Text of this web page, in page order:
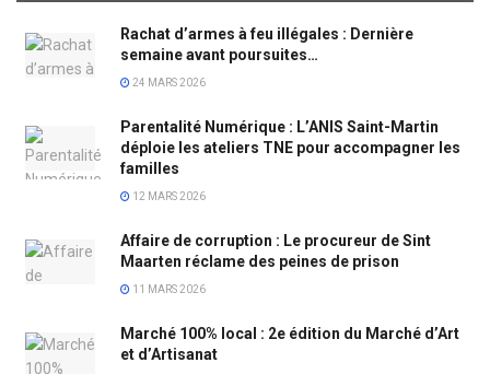
Rachat d’armes à feu illégales : Dernière
semaine avant poursuites…
24 MARS 2026
Parentalité Numérique : L’ANIS Saint-Martin
déploie les ateliers TNE pour accompagner les
familles
12 MARS 2026
Affaire de corruption : Le procureur de Sint
Maarten réclame des peines de prison
11 MARS 2026
Marché 100% local : 2e édition du Marché d’Art
et d’Artisanat